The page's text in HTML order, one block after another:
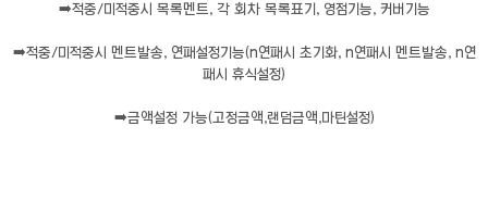
➡️적중/미적중시 목록멘트, 각 회차 목록표기, 영점기능, 커버기능
➡️적중/미적중시 멘트발송, 연패설정기능(n연패시 초기화, n연패시 멘트발송, n연
패시 휴식설정)
➡️금액설정 가능(고정금액,랜덤금액,마틴설정)